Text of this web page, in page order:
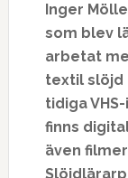
Inger Mö
som blev l
arbetat
textil slöjd
tidiga
finns
även